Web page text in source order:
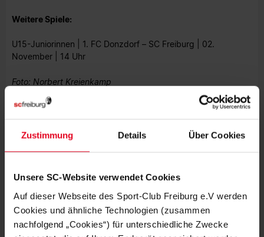
Zustimmung Details Über Cookies
Unsere SC-Website verwendet Cookies
Auf dieser Webseite des Sport-Club Freiburg e.V werden
Cookies und ähnliche Technologien (zusammen
nachfolgend „Cookies“) für unterschiedliche Zwecke
Weitere Spiele:
U15-Juniorinnen | 1. FC Donzdorf – SC Freiburg | 02.
November | 14 Uhr
Foto: Norbert Kreienkamp
LISA KARL ALS KAPITÄNIN BESTÄTIGT